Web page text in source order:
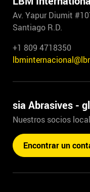
Av. Yapur Diumit
Santiago R.D.
+1 809 4718350
sia Abrasives -
Nuestros socios
Encontrar un